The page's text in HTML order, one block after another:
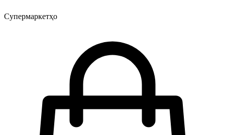
Супермаркетҳо